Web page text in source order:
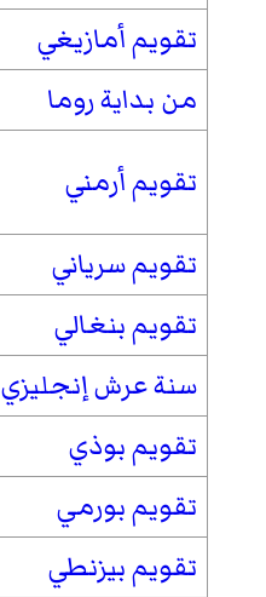
تقويم أمازيغي
من بداية روما
تقويم أرمني
تقويم سرياني
تقويم بنغالي
سنة عرش إنجليزي
تقويم بوذي
تقويم بورمي
تقويم بيزنطي